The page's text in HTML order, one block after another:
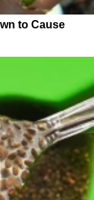
to Cause